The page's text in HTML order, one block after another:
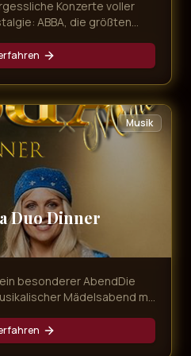
Konzerte voller
ABBA, die größten
nah am Publikum.
Musik
Duo Dinner
besonderer AbendDie
Mädelsabend mit
und gemeinsame
Magic Concerts